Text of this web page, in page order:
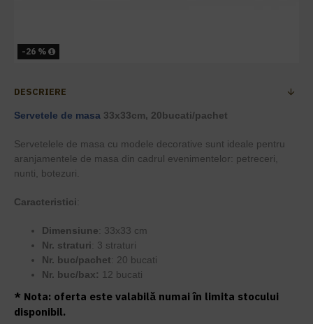
-26 %
DESCRIERE
Servetele de masa 33x33cm, 20bucati/pachet
Servetelele de masa cu modele decorative sunt ideale pentru
aranjamentele de masa din cadrul evenimentelor: petreceri,
nunti, botezuri.
Caracteristici:
Dimensiune: 33x33 cm
Nr. straturi: 3 straturi
Nr. buc/pachet: 20 bucati
Nr. buc/bax: 12 bucati
* Nota: oferta este valabilă numai în limita stocului
disponibil.